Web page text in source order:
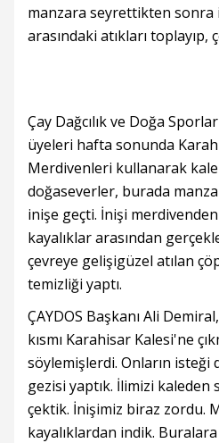
manzara seyrettikten sonra
arasındaki atıkları toplayıp,
Çay Dağcılık ve Doğa
üyeleri hafta sonunda
Merdivenleri kullanarak
doğaseverler, burada
inişe geçti. İnişi
kayalıklar arasından
çevreye gelişigüzel atılan
temizliği yaptı.
ÇAYDOS Başkanı Ali
kısmı Karahisar Kalesi'ne
söylemişlerdi. Onların
gezisi yaptık. İlimizi
çektik. İnişimiz biraz zordu.
kayalıklardan indik.